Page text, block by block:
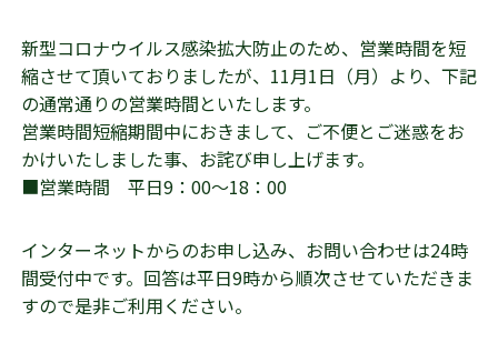
新型コロナウイルス感染拡大防止のため、営業時間を短
縮させて頂いておりましたが、11月1日（月）より、下記
の通常通りの営業時間といたします。
営業時間短縮期間中におきまして、ご不便とご迷惑をお
かけいたしました事、お詫び申し上げます。
■営業時間 平日9：00～18：00
インターネットからのお申し込み、お問い合わせは24時
間受付中です。回答は平日9時から順次させていただきま
すので是非ご利用ください。